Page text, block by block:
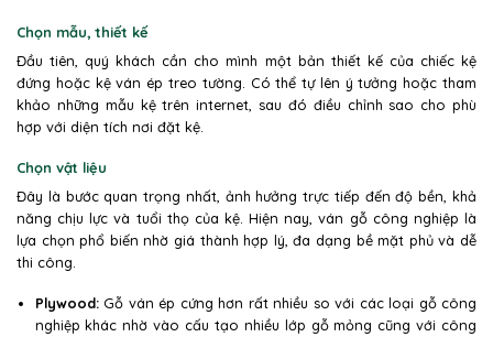
Chọn mẫu, thiết kế
Đầu tiên, quý khách cần cho mình một bản thiết kế của chiếc kệ
đứng hoặc kệ ván ép treo tường. Có thể tự lên ý tưởng hoặc tham
khảo những mẫu kệ trên internet, sau đó điều chỉnh sao cho phù
hợp với diện tích nơi đặt kệ.
Chọn vật liệu
Đây là bước quan trọng nhất, ảnh hưởng trực tiếp đến độ bền, khả
năng chịu lực và tuổi thọ của kệ. Hiện nay, ván gỗ công nghiệp là
lựa chọn phổ biến nhờ giá thành hợp lý, đa dạng bề mặt phủ và dễ
thi công.
Plywood:Gỗ ván ép cứng hơn rất nhiều so với các loại gỗ công
nghiệp khác nhờ vào cấu tạo nhiều lớp gỗ mỏng cũng với công